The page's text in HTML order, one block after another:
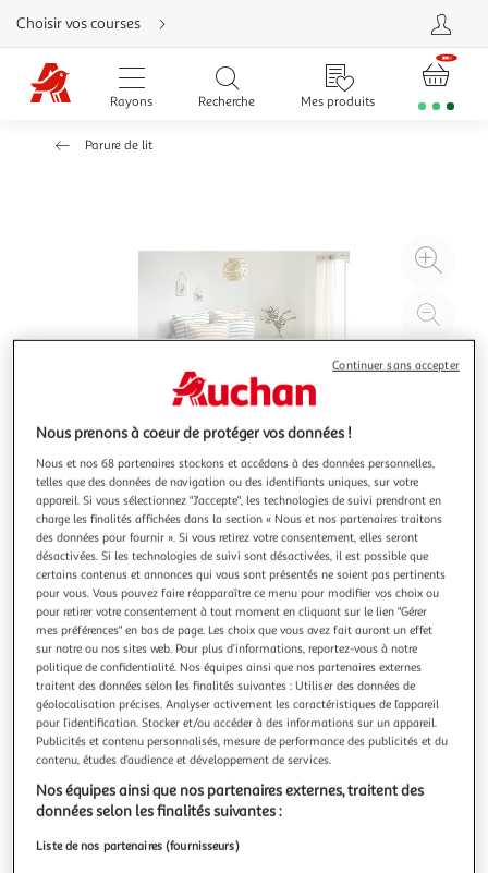
Aller
directement
au
contenu
Aller
directement
Aller
Choisir vos courses
Rayons Recherche Mes produits
Parure de lit
à
Illustration
précédente
Illustration
suivante
2.5 (2)
ACTUEL
Parure housse de couette en polycoton recyclé
MARINE
Vendu par Auchan
Couleur
Multicolore
Taille
200 x 200 cm
Nous prenons à coeur de protéger vos données !
Nous et nos 68 partenaires stockons et accédons à des données personnelles,
telles que des données de navigation ou des identifiants uniques, sur votre
appareil. Si vous sélectionnez "J'accepte", les technologies de suivi prendront en
charge les finalités affichées dans la section « Nous et nos partenaires traitons
des données pour fournir ». Si vous retirez votre consentement, elles seront
désactivées. Si les technologies de suivi sont désactivées, il est possible que
certains contenus et annonces qui vous sont présentés ne soient pas pertinents
pour vous. Vous pouvez faire réapparaître ce menu pour modifier vos choix ou
pour retirer votre consentement à tout moment en cliquant sur le lien "Gérer
mes préférences" en bas de page. Les choix que vous avez fait auront un effet
sur notre ou nos sites web. Pour plus d’informations, reportez-vous à notre
politique de confidentialité. Nos équipes ainsi que nos partenaires externes
traitent des données selon les finalités suivantes : Utiliser des données de
géolocalisation précises. Analyser activement les caractéristiques de l’appareil
pour l’identification. Stocker et/ou accéder à des informations sur un appareil.
Publicités et contenu personnalisés, mesure de performance des publicités et du
contenu, études d’audience et développement de services.
Nos équipes ainsi que nos partenaires externes, traitent des
données selon les finalités suivantes :
Liste de nos partenaires (fournisseurs)
Continuer sans accepter